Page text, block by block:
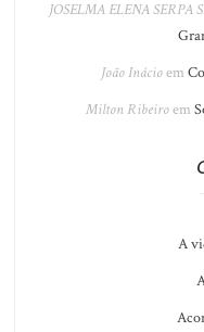
JOSELMA ELENA SERPA
João Inácioem
Milton Ribeiroem
A